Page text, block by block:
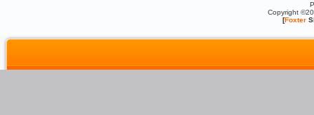
Copyright
[Foxter